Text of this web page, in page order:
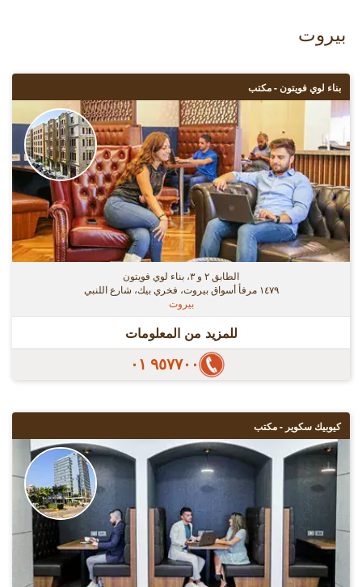
بيروت
بناء لوي فويتون - مكتب
الطابق ٢ و ٣، بناء لوي فويتون
١٤٧٩ مرفأ أسواق بيروت، فخري بيك، شارع اللنبي
بيروت
للمزيد من المعلومات
٩٥٧٧٠٠ ٠١
كيوبيك سكوير - مكتب